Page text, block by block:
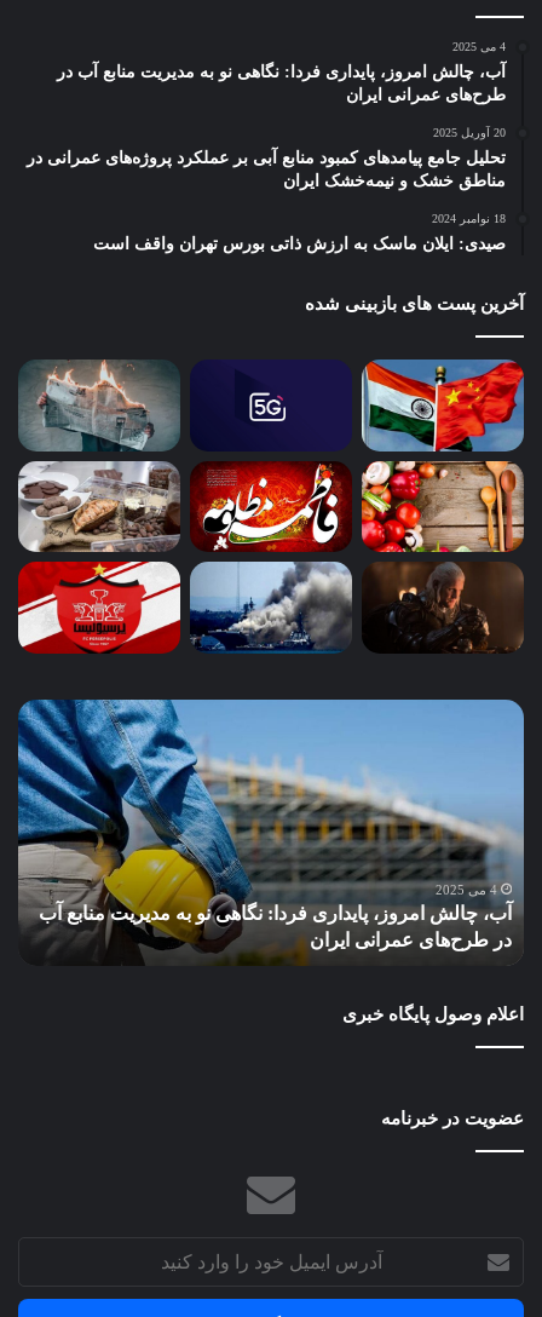
4 می 2025
آب، چالش امروز، پایداری فردا: نگاهی نو به مدیریت منابع آب در
طرح‌های عمرانی ایران
20 آوریل 2025
تحلیل جامع پیامدهای کمبود منابع آبی بر عملکرد پروژه‌های عمرانی در
مناطق خشک و نیمه‌خشک ایران
18 نوامبر 2024
صیدی: ایلان ماسک به ارزش ذاتی بورس تهران واقف است
آخرین پست های بازبینی شده
آب،
نگاهی
مدیریت
منابع
آب
طرح‌های
4 می 2025
آب، چالش امروز، پایداری فردا: نگاهی نو به مدیریت منابع آب
در طرح‌های عمرانی ایران
از
اعلام وصول پایگاه خبری
عضویت در خبرنامه
ایمیل
خود